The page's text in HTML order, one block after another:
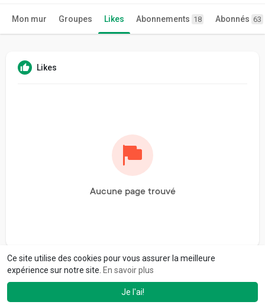
Ce site utilise des cookies pour vous assurer la meilleure
expérience sur notre site. En savoir plus
Je l'ai!
Mon mur Groupes Likes Abonnements 18 Abonnés 63
Likes
Aucune page trouvé